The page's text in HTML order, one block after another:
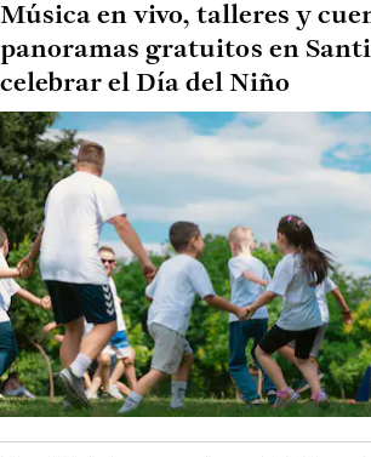
Música en vivo, talleres y
panoramas gratuitos en
celebrar el Día del Niño